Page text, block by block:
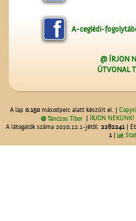
A-ceglédi-
@ ÍRJON
ÚTVONAL
A lap 0.150másodperc alatt készült el. |
Tánczos Tibor
ÍRJON NEKÜNK!|
A látogatók száma 2020.12.1-jétől: 2282241 |
1|